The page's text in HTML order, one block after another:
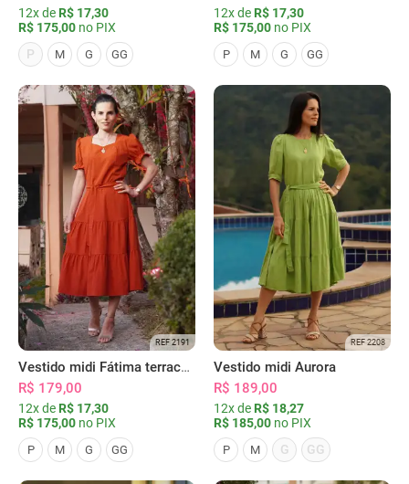
12x de R$ 17,30
R$ 175,00 no PIX
P
M G GG
12x de R$ 17,30
R$ 175,00 no PIX
P M G GG
REF 2191
Vestido midi Fátima terracota
R$ 179,00
12x de R$ 17,30
R$ 175,00 no PIX
P M G GG
REF 2208
Vestido midi Aurora
R$ 189,00
12x de R$ 18,27
R$ 185,00 no PIX
P M G GG